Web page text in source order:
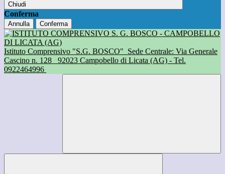
Chiudi
Conferma
Annulla Conferma
Istituto Comprensivo "S.G. BOSCO" Sede Centrale: Via Generale
Cascino n. 128
92023 Campobello di Licata (AG) - Tel.
0922464996